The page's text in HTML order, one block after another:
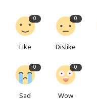
0
Like
0
Dislike
0
Sad
0
Wow